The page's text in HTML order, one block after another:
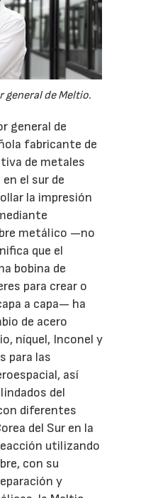
general de Meltio.
general de
fabricante de
de metales
el sur de
la impresión
metálico —no
que el
bobina de
para crear o
a capa— ha
de acero
níquel, Inconel y
para las
así
del
diferentes
del Sur en la
utilizando
con su
y